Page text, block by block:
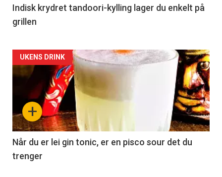
Indisk krydret tandoori-kylling lager du enkelt på
grillen
Forsiden
akkurat
nå
-
2
+
UKENS DRINK
Når du er lei gin tonic, er en pisco sour det du
trenger